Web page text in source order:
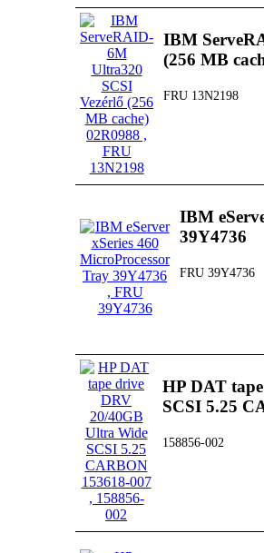
IBM
(256 MB
FRU 13N2198
IBM
39Y4736
FRU 39Y4736
HP DAT
SCSI 5.25
158856-002